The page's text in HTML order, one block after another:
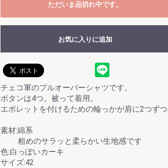
ただいま品切れ中です。
カートへ進む
お気に入りに追加
チェコ軍のプルオーバーシャツです。
ボタンは4つ。被って着用。
エポレットを付けるための輪っかが肩に2つずつ
素材:綿系
粗めのサラッと柔らかい生地感です
色:白っぽいカーキ
サイズ:42